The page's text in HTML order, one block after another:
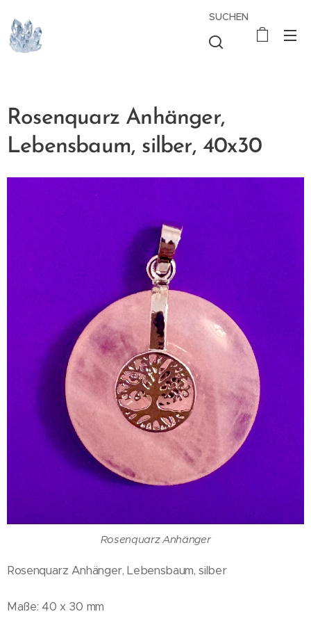
SUCHEN
Rosenquarz Anhänger,
Lebensbaum, silber, 40x30
Rosenquarz Anhänger
Rosenquarz Anhänger, Lebensbaum, silber
Maße: 40 x 30 mm